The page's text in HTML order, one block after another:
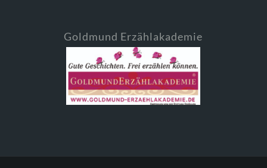
Goldmund Erzählakademie